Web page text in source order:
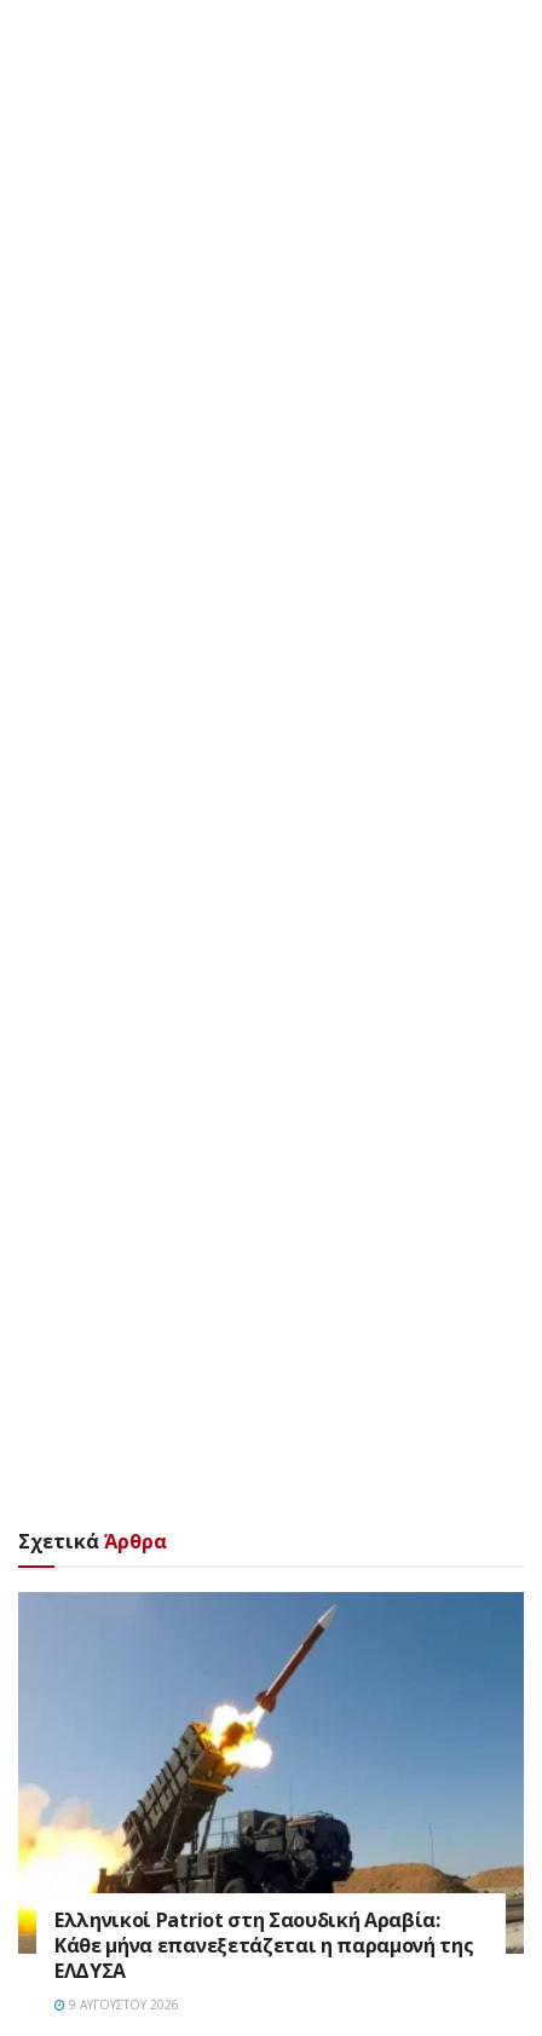
ΣχετικάΆρθρα
Ελληνικοί Patriot στη Σαουδική Αραβία:
Κάθε μήνα επανεξετάζεται η παραμονή της
ΕΛΔΥΣΑ
9 ΑΥΓΟΎΣΤΟΥ 2026